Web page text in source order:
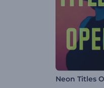
Neon Titles